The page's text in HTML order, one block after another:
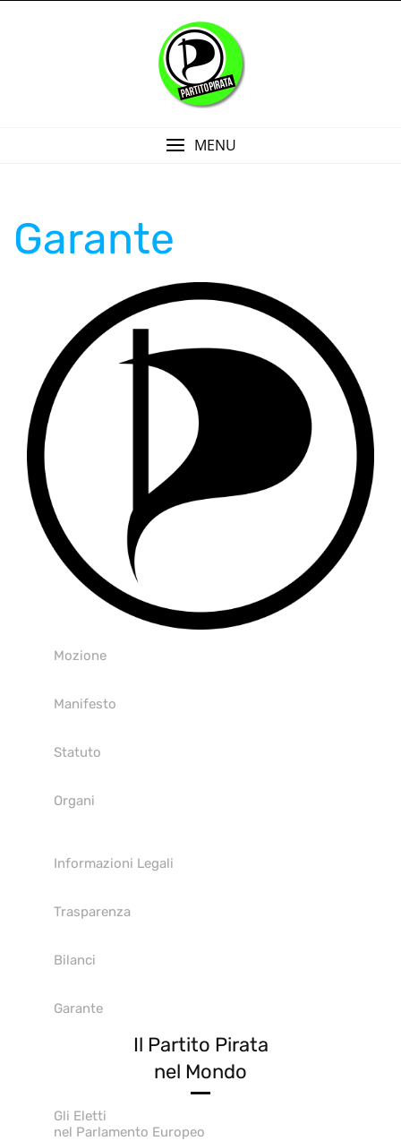
MENU
Garante
Mozione
Manifesto
Statuto
Organi
Informazioni Legali
Trasparenza
Bilanci
Garante
Il Partito Pirata
nel Mondo
Gli Eletti
nel Parlamento Europeo